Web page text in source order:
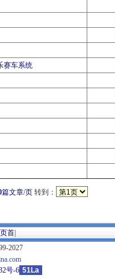
赛车系统
篇文章/页 转到：
首
2027
号-6 51La